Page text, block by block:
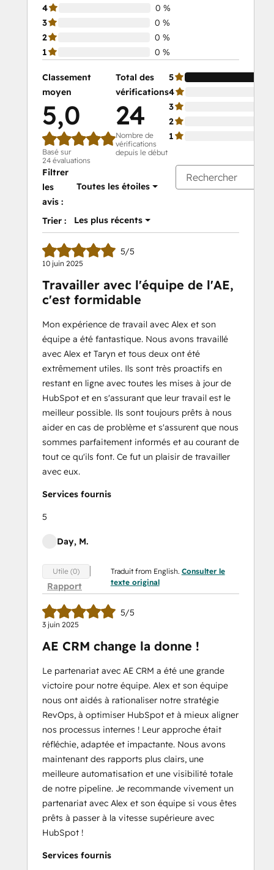
4
0 %
3
0 %
2
0 %
1
0 %
Classement
moyen
5,0
Basé sur
24 évaluations
Total des
vérifications
24
Nombre de
vérifications
depuis le début
5
4
3
2
1
Filtrer
les
avis :
Toutes les étoiles
Trier : Les plus récents
5/5
10 juin 2025
Travailler avec l'équipe de l'AE,
c'est formidable
Mon expérience de travail avec Alex et son
équipe a été fantastique. Nous avons travaillé
avec Alex et Taryn et tous deux ont été
extrêmement utiles. Ils sont très proactifs en
restant en ligne avec toutes les mises à jour de
HubSpot et en s'assurant que leur travail est le
meilleur possible. Ils sont toujours prêts à nous
aider en cas de problème et s'assurent que nous
sommes parfaitement informés et au courant de
tout ce qu'ils font. Ce fut un plaisir de travailler
avec eux.
Services fournis
5
Day, M.
Utile (0)
Rapport
Traduit from English. Consulter le
texte original
5/5
3 juin 2025
AE CRM change la donne !
Le partenariat avec AE CRM a été une grande
victoire pour notre équipe. Alex et son équipe
nous ont aidés à rationaliser notre stratégie
RevOps, à optimiser HubSpot et à mieux aligner
nos processus internes ! Leur approche était
réfléchie, adaptée et impactante. Nous avons
maintenant des rapports plus clairs, une
meilleure automatisation et une visibilité totale
de notre pipeline. Je recommande vivement un
partenariat avec Alex et son équipe si vous êtes
prêts à passer à la vitesse supérieure avec
HubSpot !
Services fournis